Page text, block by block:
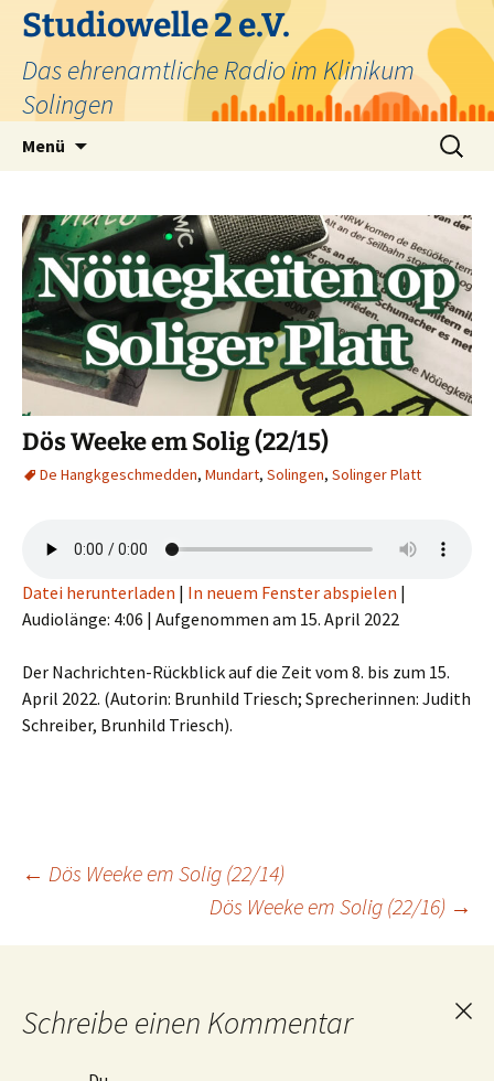
Zum
Inhalt
springen
Studiowelle 2 e.V.
Das ehrenamtliche Radio im Klinikum
Solingen
Menü
Suchen
nach:
Dös Weeke em Solig (22/15)
De Hangkgeschmedden, Mundart, Solingen, Solinger Platt
Datei herunterladen | In neuem Fenster abspielen |
Audiolänge: 4:06 | Aufgenommen am 15. April 2022
Der Nachrichten-Rückblick auf die Zeit vom 8. bis zum 15.
April 2022. (Autorin: Brunhild Triesch; Sprecherinnen: Judith
Schreiber, Brunhild Triesch).
Beitragsnavigation
← Dös Weeke em Solig (22/14)
Dös Weeke em Solig (22/16) →
Schreibe einen Kommentar